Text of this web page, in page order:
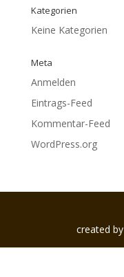
Kategorien
Keine Kategorien
Meta
Anmelden
Eintrags-Feed
Kommentar-Feed
WordPress.org
created by